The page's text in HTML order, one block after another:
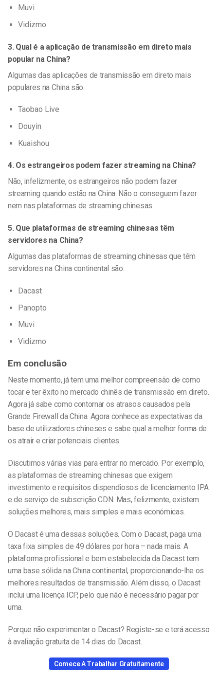
Muvi
Vidizmo
3. Qual é a aplicação de transmissão em direto mais
popular na China?
Algumas das aplicações de transmissão em direto mais
populares na China são:
Taobao Live
Douyin
Kuaishou
4. Os estrangeiros podem fazer streaming na China?
Não, infelizmente, os estrangeiros não podem fazer
streaming quando estão na China. Não o conseguem fazer
nem nas plataformas de streaming chinesas.
5. Que plataformas de streaming chinesas têm
servidores na China?
Algumas das plataformas de streaming chinesas que têm
servidores na China continental são:
Dacast
Panopto
Muvi
Vidizmo
Em conclusão
Neste momento, játem uma melhor compreensão de como
tocar e ter êxito no mercado chinês de transmissão em direto.
Agora já sabe como contornar os atrasos causados pela
Grande Firewall da China. Agora conhece as expectativas da
base de utilizadores chineses e sabe qual a melhor forma de
os atrair e criar potenciais clientes.
Discutimos várias vias para entrar no mercado. Por exemplo,
as plataformas de streaming chinesas que exigem
investimento e requisitos dispendiosos de licenciamento IPA
e de serviço de subscrição CDN. Mas, felizmente, existem
soluções melhores, mais simples e mais económicas.
O Dacast é uma dessas soluções. Com o Dacast, paga uma
taxa fixa simples de 49 dólares por hora – nada mais. A
plataforma profissional e bem estabelecida da Dacast tem
uma base sólida na China continental, proporcionando-lhe os
melhores resultados de transmissão. Além disso, o Dacast
inclui uma licença ICP, pelo que não é necessário pagar por
uma.
Porque não experimentar o Dacast? Registe-se e terá acesso
à avaliação gratuita de 14 dias do Dacast.
Comece A Trabalhar Gratuitamente